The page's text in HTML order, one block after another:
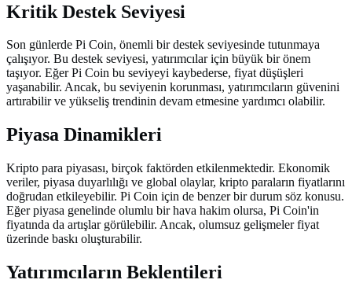
Kritik Destek Seviyesi
Son günlerde Pi Coin, önemli bir destek seviyesinde tutunmaya
çalışıyor. Bu destek seviyesi, yatırımcılar için büyük bir önem
taşıyor. Eğer Pi Coin bu seviyeyi kaybederse, fiyat düşüşleri
yaşanabilir. Ancak, bu seviyenin korunması, yatırımcıların güvenini
artırabilir ve yükseliş trendinin devam etmesine yardımcı olabilir.
Piyasa Dinamikleri
Kripto para piyasası, birçok faktörden etkilenmektedir. Ekonomik
veriler, piyasa duyarlılığı ve global olaylar, kripto paraların fiyatlarını
doğrudan etkileyebilir. Pi Coin için de benzer bir durum söz konusu.
Eğer piyasa genelinde olumlu bir hava hakim olursa, Pi Coin'in
fiyatında da artışlar görülebilir. Ancak, olumsuz gelişmeler fiyat
üzerinde baskı oluşturabilir.
Yatırımcıların Beklentileri